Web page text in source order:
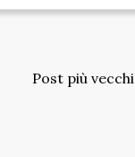
Post più vecchi